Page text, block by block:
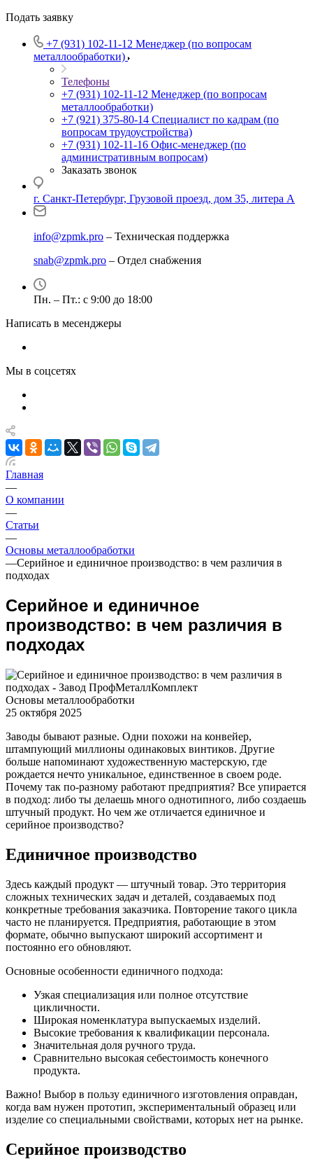
Подать заявку
+7 (931) 102-11-12 Менеджер (по вопросам
металлообработки)
Телефоны
+7 (931) 102-11-12 Менеджер (по вопросам
металлообработки)
+7 (921) 375-80-14 Специалист по кадрам (по
вопросам трудоустройства)
+7 (931) 102-11-16 Офис-менеджер (по
административным вопросам)
Заказать звонок
г. Санкт-Петербург, Грузовой проезд, дом 35, литера А
info@zpmk.pro – Техническая поддержка
snab@zpmk.pro – Отдел снабжения
Пн. – Пт.: с 9:00 до 18:00
Написать в месенджеры
Мы в соцсетях
Главная
—
О компании
—
Статьи
—
Основы металлообработки
—Серийное и единичное производство: в чем различия в
подходах
Серийное и единичное
производство: в чем различия в
подходах
Основы металлообработки
25 октября 2025
Заводы бывают разные. Одни похожи на конвейер,
штампующий миллионы одинаковых винтиков. Другие
больше напоминают художественную мастерскую, где
рождается нечто уникальное, единственное в своем роде.
Почему так по-разному работают предприятия? Все упирается
в подход: либо ты делаешь много однотипного, либо создаешь
штучный продукт. Но чем же отличается единичное и
серийное производство?
Единичное производство
Здесь каждый продукт — штучный товар. Это территория
сложных технических задач и деталей, создаваемых под
конкретные требования заказчика. Повторение такого цикла
часто не планируется. Предприятия, работающие в этом
формате, обычно выпускают широкий ассортимент и
постоянно его обновляют.
Основные особенности единичного подхода:
Узкая специализация или полное отсутствие
цикличности.
Широкая номенклатура выпускаемых изделий.
Высокие требования к квалификации персонала.
Значительная доля ручного труда.
Сравнительно высокая себестоимость конечного
продукта.
Важно! Выбор в пользу единичного изготовления оправдан,
когда вам нужен прототип, экспериментальный образец или
изделие со специальными свойствами, которых нет на рынке.
Серийное производство